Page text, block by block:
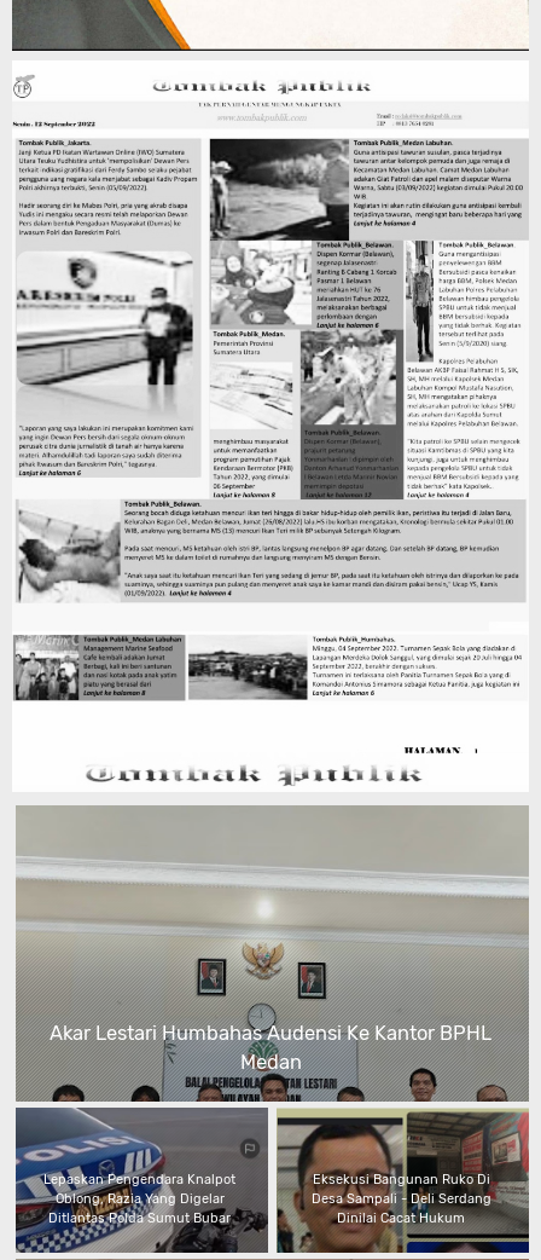
Akar Lestari Humbahas Audensi Ke Kantor BPHL
Medan
Lepaskan Pengendara Knalpot
Oblong, Razia Yang Digelar
Ditlantas Polda Sumut Bubar
Eksekusi Bangunan Ruko Di
Desa Sampali - Deli Serdang
Dinilai Cacat Hukum